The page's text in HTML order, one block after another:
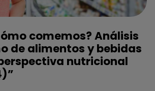
comemos? Análisis
de alimentos y bebidas
nutricional